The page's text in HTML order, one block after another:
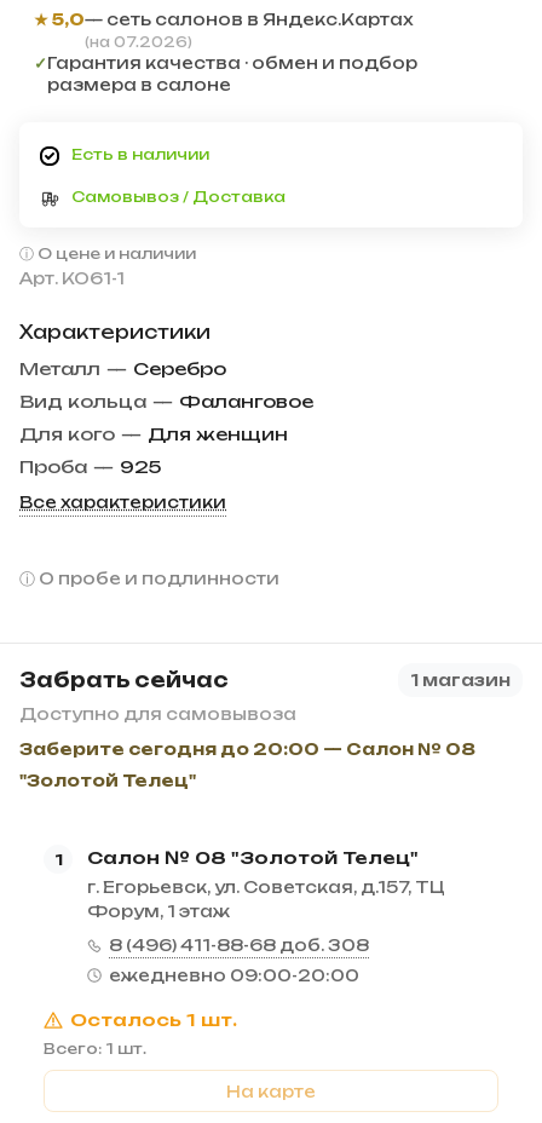
Арт. КО61-1
Характеристики
Металл — Серебро
Вид кольца — Фаланговое
Для кого — Для женщин
Проба — 925
Все характеристики
О пробе и подлинности
Забрать сейчас
1 магазин
Доступно для самовывоза
Заберите сегодня до 20:00 — Салон № 08
"Золотой Телец"
1 Салон № 08 "Золотой Телец"
г. Егорьевск, ул. Советская, д.157, ТЦ
Форум, 1 этаж
8 (496) 411-88-68 доб. 308
ежедневно 09:00-20:00
Осталось 1 шт.
Всего: 1 шт.
На карте
★ 5,0— сеть салонов в Яндекс.Картах
(на 07.2026)
✓Гарантия качества · обмен и подбор
размера в салоне
Есть в наличии
Самовывоз / Доставка
О цене и наличии